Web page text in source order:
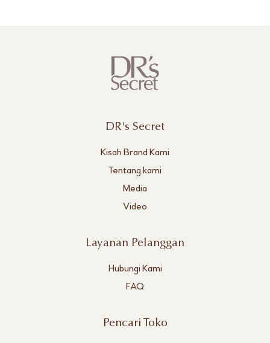
DR's Secret
Kisah Brand Kami
Tentang kami
Media
Video
Layanan Pelanggan
Hubungi Kami
FAQ
Pencari Toko